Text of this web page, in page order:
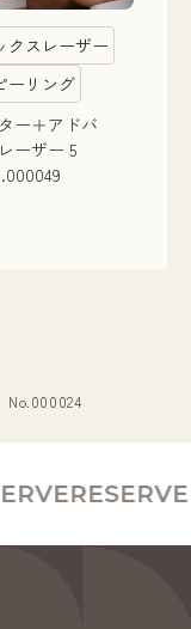
クスレーザー
ーリング
ー＋アドバ
ーザー 5
RESERVE